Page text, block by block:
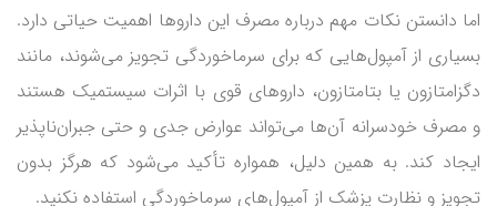
اما دانستن نکات مهم درباره مصرف این داروها اهمیت حیاتی دارد.
بسیاری از آمپول‌هایی که برای سرماخوردگی تجویز می‌شوند، مانند
دگزامتازون یا بتامتازون، داروهای قوی با اثرات سیستمیک هستند
و مصرف خودسرانه آن‌ها می‌تواند عوارض جدی و حتی جبران‌ناپذیر
ایجاد کند. به همین دلیل، همواره تأکید می‌شود که هرگز بدون
تجویز و نظارت پزشک از آمپول‌های سرماخوردگی استفاده نکنید.